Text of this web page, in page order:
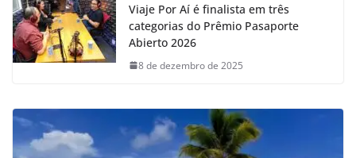
Viaje Por Aí é finalista em três
categorias do Prêmio Pasaporte
Abierto 2026
8 de dezembro de 2025